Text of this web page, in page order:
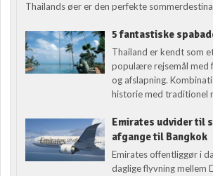
Thailands øer er den perfekte
5 fantastiske
Thailand er kendt som
populære rejsemål med
og afslapning.
historie med traditionel
Emirates udvider til
afgange til Bangkok
Emirates offentliggør i
daglige flyvning mellem